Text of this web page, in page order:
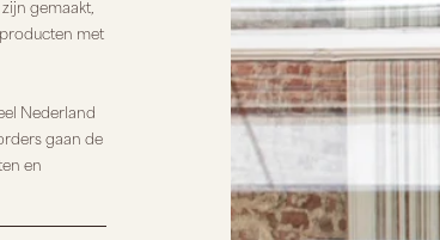
gemaakt,
met
Nederland
gaan de
en